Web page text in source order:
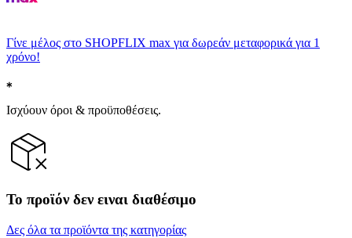
Γίνε μέλος στο SHOPFLIX max για δωρεάν μεταφορικά για 1
χρόνο!
Ισχύουν όροι & προϋποθέσεις.
Το προϊόν δεν ειναι διαθέσιμο
Δες όλα τα προϊόντα της κατηγορίας